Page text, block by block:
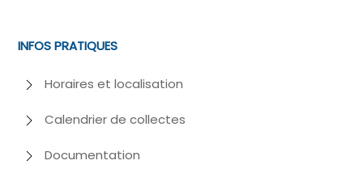
INFOS PRATIQUES
Horaires et localisation
Calendrier de collectes
Documentation